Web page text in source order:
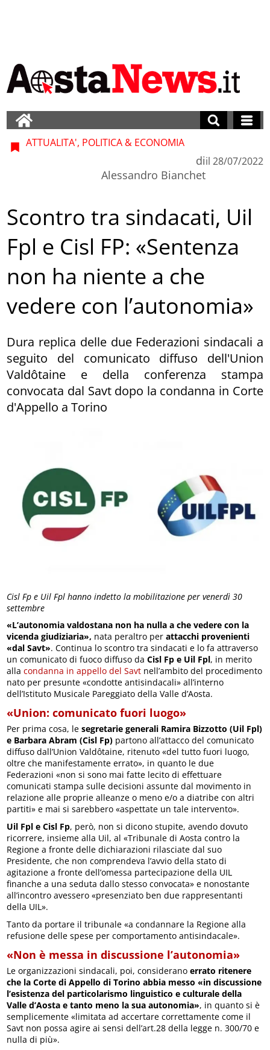
Cisl Fp e Uil Fpl hanno indetto la mobilitazione per venerdì 30
settembre
ATTUALITA', POLITICA & ECONOMIA
di
Alessandro Bianchet
il 28/07/2022
Scontro tra sindacati, Uil
Fpl e Cisl FP: «Sentenza
non ha niente a che
vedere con l’autonomia»
Dura replica delle due Federazioni sindacali a
seguito del comunicato diffuso dell'Union
Valdôtaine e della conferenza stampa
convocata dal Savt dopo la condanna in Corte
d'Appello a Torino
«L’autonomia valdostana non ha nulla a che vedere con la
vicenda giudiziaria», nata peraltro perattacchi provenienti
«dal Savt». Continua lo scontro tra sindacati e lo fa attraverso
un comunicato di fuoco diffuso daCisl Fp e Uil Fpl, in merito
allacondanna in appello del Savt nell’ambito del procedimento
nato per presunte «condotte antisindacali» all’interno
dell’Istituto Musicale Pareggiato della Valle d’Aosta.
«Union: comunicato fuori luogo»
Per prima cosa, lesegretarie generali Ramira Bizzotto (Uil Fpl)
e Barbara Abram (Cisl Fp) partono all’attacco del comunicato
diffuso dall’Union Valdôtaine, ritenuto «del tutto fuori luogo,
oltre che manifestamente errato», in quanto le due
Federazioni «non si sono mai fatte lecito di effettuare
comunicati stampa sulle decisioni assunte dal movimento in
relazione alle proprie alleanze o meno e/o a diatribe con altri
partiti» e mai si sarebbero «aspettate un tale intervento».
Uil Fpl e Cisl Fp, però, non si dicono stupite, avendo dovuto
ricorrere, insieme alla Uil, al «Tribunale di Aosta contro la
Regione a fronte delle dichiarazioni rilasciate dal suo
Presidente, che non comprendeva l’avvio della stato di
agitazione a fronte dell’omessa partecipazione della UIL
finanche a una seduta dallo stesso convocata» e nonostante
all’incontro avessero «presenziato ben due rappresentanti
della UIL».
Tanto da portare il tribunale «a condannare la Regione alla
refusione delle spese per comportamento antisindacale».
«Non è messa in discussione l’autonomia»
Le organizzazioni sindacali, poi, consideranoerrato ritenere
che la Corte di Appello di Torino abbia messo «in discussione
l’esistenza del particolarismo linguistico e culturale della
Valle d’Aosta e tanto meno la sua autonomia», in quanto si è
semplicemente «limitata ad accertare correttamente come il
Savt non possa agire ai sensi dell’art.28 della legge n. 300/70 e
nulla di più».